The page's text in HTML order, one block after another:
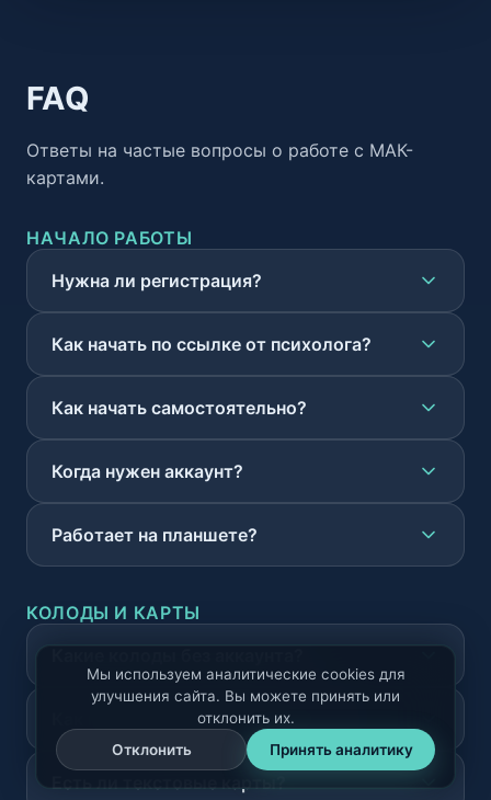
FAQ
Ответы на частые вопросы о работе с МАК-
картами.
НАЧАЛО РАБОТЫ
Нужна ли регистрация?
Как начать по ссылке от психолога?
Как начать самостоятельно?
Когда нужен аккаунт?
Работает на планшете?
КОЛОДЫ И КАРТЫ
Как получить авторскую колоду?
Мы используем аналитические cookies для
улучшения сайта. Вы можете принять или
отклонить их.
Отклонить
Принять аналитику